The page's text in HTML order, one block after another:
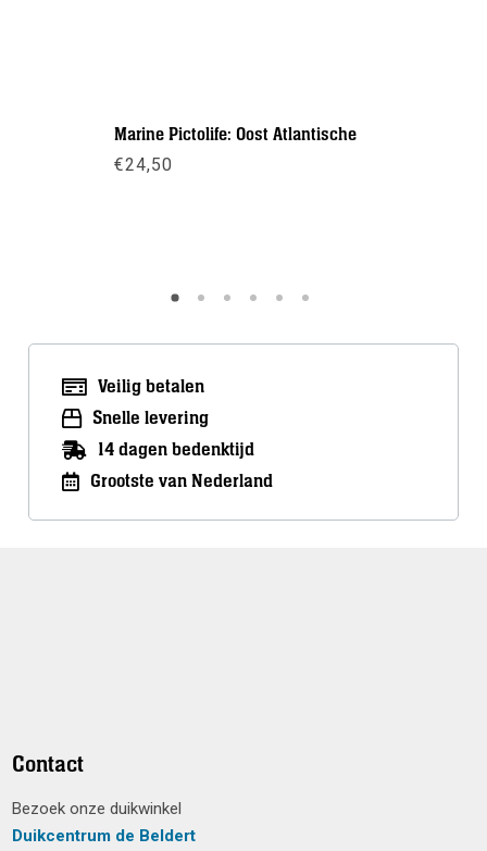
Marine Pictolife: Oost Atlantische
€24,50
Veilig betalen
Snelle levering
14 dagen bedenktijd
Grootste van Nederland
Contact
Bezoek onze duikwinkel
Duikcentrum de Beldert